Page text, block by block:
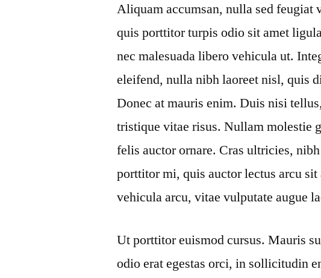
Aliquam accumsan, nulla sed feugiat
quis porttitor turpis odio sit amet
nec malesuada libero vehicula ut.
eleifend, nulla nibh laoreet nisl, quis
Donec at mauris enim. Duis nisi
tristique vitae risus. Nullam molestie
felis auctor ornare. Cras ultricies,
porttitor mi, quis auctor lectus arcu
vehicula arcu, vitae vulputate augue
Ut porttitor euismod cursus. Mauris
odio erat egestas orci, in sollicitudin